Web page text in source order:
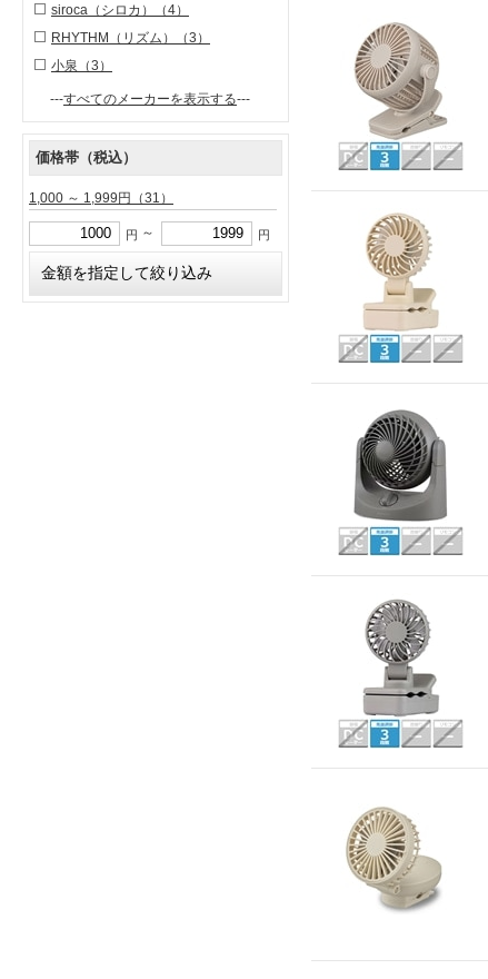
siroca（シロカ）
（4）
RHYTHM（リズム）
（3）
小泉 （3）
---すべてのメーカーを表示する---
価格帯（税込）
1,000 ～ 1,999円 （31）
円 ～ 円